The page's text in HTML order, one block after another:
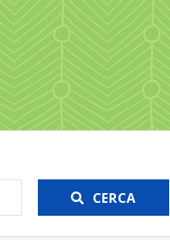
CERCA